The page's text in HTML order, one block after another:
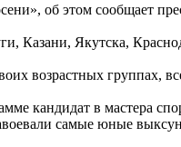
об этом сообщает
Казани, Якутска,
возрастных группах,
кандидат в мастера
самые юные